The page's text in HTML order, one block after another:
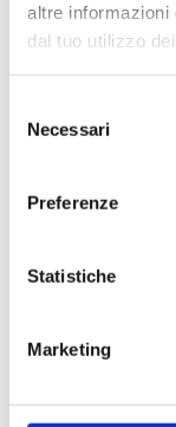
altre informazioni
dal tuo utilizzo
delNecessari
Preferenze
Statistiche
Marketing
E-MAIL *
AZIENDA
FUNZIONE